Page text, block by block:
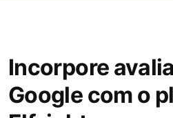
Incorpore
Google com o